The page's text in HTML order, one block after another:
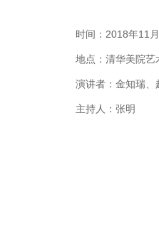
时间：2018年11
地点：清华美院艺
演讲者：金知瑞、
主持人：张明